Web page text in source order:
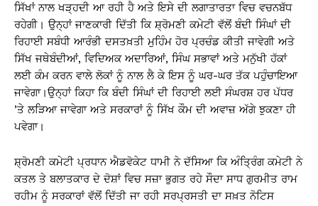
ਸਿੱਖਾਂ ਨਾਲ ਖੜ੍ਹਦੀ ਆ ਰਹੀ ਹੈ ਅਤੇ ਇਸੇ ਦੀ ਲਗਾਤਾਰਤਾ ਵਿਚ ਵਚਨਬੱਧ
ਰਹੇਗੀ। ਉਨ੍ਹਾਂ ਜਾਣਕਾਰੀ ਦਿੱਤੀ ਕਿ ਸ਼੍ਰੋਮਣੀ ਕਮੇਟੀ ਵੱਲੋਂ ਬੰਦੀ ਸਿੰਘਾਂ ਦੀ
ਰਿਹਾਈ ਸਬੰਧੀ ਆਰੰਭੀ ਦਸਤਖ਼ਤੀ ਮੁਹਿੰਮ ਹੋਰ ਪ੍ਰਚੰਡ ਕੀਤੀ ਜਾਵੇਗੀ ਅਤੇ
ਸਿੱਖ ਜਥੇਬੰਦੀਆਂ, ਵਿਦਿਅਕ ਅਦਾਰਿਆਂ, ਸਿੰਘ ਸਭਾਵਾਂ ਅਤੇ ਮਨੁੱਖੀ ਹੱਕਾਂ
ਲਈ ਕੰਮ ਕਰਨ ਵਾਲੇ ਲੋਕਾਂ ਨੂੰ ਨਾਲ ਲੈ ਕੇ ਇਸ ਨੂੰ ਘਰ-ਘਰ ਤੱਕ ਪਹੁੰਚਾਇਆ
ਜਾਵੇਗਾ।ਉਨ੍ਹਾਂ ਕਿਹਾ ਕਿ ਬੰਦੀ ਸਿੰਘਾਂ ਦੀ ਰਿਹਾਈ ਲਈ ਸੰਘਰਸ਼ ਹਰ ਪੱਧਰ
’ਤੇ ਲੜਿਆ ਜਾਵੇਗਾ ਅਤੇ ਸਰਕਾਰਾਂ ਨੂੰ ਸਿੱਖ ਕੌਮ ਦੀ ਅਵਾਜ਼ ਅੱਗੇ ਝੁਕਣਾ ਹੀ
ਪਵੇਗਾ।
ਸ਼੍ਰੋਮਣੀ ਕਮੇਟੀ ਪ੍ਰਧਾਨ ਐਡਵੋਕੇਟ ਧਾਮੀ ਨੇ ਦੱਸਿਆ ਕਿ ਅੰਤ੍ਰਿੰਗ ਕਮੇਟੀ ਨੇ
ਕਤਲ ਤੇ ਬਲਾਤਕਾਰ ਦੇ ਦੋਸ਼ਾਂ ਵਿਚ ਸਜ਼ਾ ਭੁਗਤ ਰਹੇ ਸੌਦਾ ਸਾਧ ਗੁਰਮੀਤ ਰਾਮ
ਰਹੀਮ ਨੂੰ ਸਰਕਾਰਾਂ ਵੱਲੋਂ ਦਿੱਤੀ ਜਾ ਰਹੀ ਸਰਪ੍ਰਸਤੀ ਦਾ ਸਖ਼ਤ ਨੋਟਿਸ